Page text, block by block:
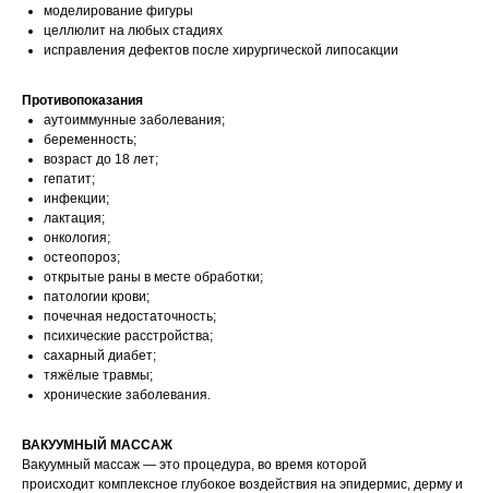
моделирование фигуры
целлюлит на любых стадиях
исправления дефектов после хирургической липосакции
Противопоказания
аутоиммунные заболевания;
беременность;
возраст до 18 лет;
гепатит;
инфекции;
лактация;
онкология;
остеопороз;
открытые раны в месте обработки;
патологии крови;
почечная недостаточность;
психические расстройства;
сахарный диабет;
тяжёлые травмы;
хронические заболевания.
ВАКУУМНЫЙ МАССАЖ
Вакуумный массаж — это процедура, во время которой
происходит комплексное глубокое воздействия на эпидермис, дерму и